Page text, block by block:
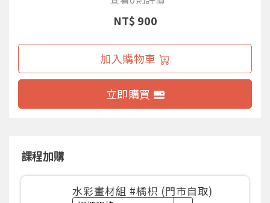
NT$ 900
加入購物車
立即購買
課程加購
水彩畫材組 #橘枳 (門市自取)